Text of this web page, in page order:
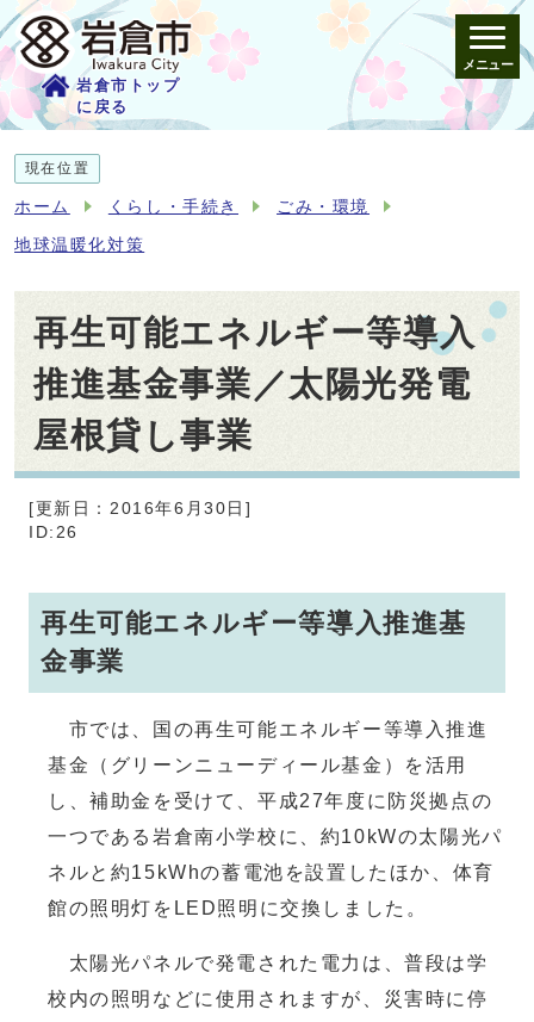
岩倉市トップ
に戻る
メニュー
現在位置
ホーム くらし・手続き ごみ・環境
地球温暖化対策
再生可能エネルギー等導入
推進基金事業／太陽光発電
屋根貸し事業
[更新日：2016年6月30日]
ID:26
再生可能エネルギー等導入推進基
金事業
市では、国の再生可能エネルギー等導入推進
基金（グリーンニューディール基金）を活用
し、補助金を受けて、平成27年度に防災拠点の
一つである岩倉南小学校に、約10kWの太陽光パ
ネルと約15kWhの蓄電池を設置したほか、体育
館の照明灯をLED照明に交換しました。
太陽光パネルで発電された電力は、普段は学
校内の照明などに使用されますが、災害時に停